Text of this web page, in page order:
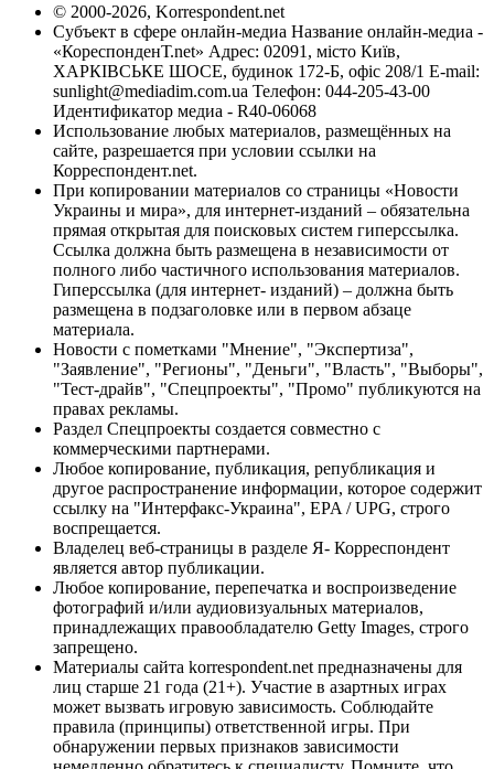
© 2000-2026, Korrespondent.net
Субъект в сфере онлайн-медиа Название онлайн-медиа -
«КореспонденТ.net» Адрес: 02091, місто Київ,
ХАРКІВСЬКЕ ШОСЕ, будинок 172-Б, офіс 208/1 E-mail:
sunlight@mediadim.com.ua Телефон: 044-205-43-00
Идентификатор медиа - R40-06068
Использование любых материалов, размещённых на
сайте, разрешается при условии ссылки на
Корреспондент.net.
При копировании материалов со страницы «Новости
Украины и мира», для интернет-изданий – обязательна
прямая открытая для поисковых систем гиперссылка.
Ссылка должна быть размещена в независимости от
полного либо частичного использования материалов.
Гиперссылка (для интернет- изданий) – должна быть
размещена в подзаголовке или в первом абзаце
материала.
Новости с пометками "Мнение", "Экспертиза",
"Заявление", "Регионы", "Деньги", "Власть", "Выборы",
"Тест-драйв", "Спецпроекты", "Промо" публикуются на
правах рекламы.
Раздел Спецпроекты создается совместно с
коммерческими партнерами.
Любое копирование, публикация, републикация и
другое распространение информации, которое содержит
ссылку на "Интерфакс-Украина", EPA / UPG, строго
воспрещается.
Владелец веб-страницы в разделе Я- Корреспондент
является автор публикации.
Любое копирование, перепечатка и воспроизведение
фотографий и/или аудиовизуальных материалов,
принадлежащих правообладателю Getty Images, строго
запрещено.
Материалы сайта korrespondent.net предназначены для
лиц старше 21 года (21+). Участие в азартных играх
может вызвать игровую зависимость. Соблюдайте
правила (принципы) ответственной игры. При
обнаружении первых признаков зависимости